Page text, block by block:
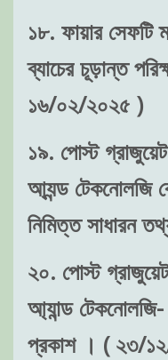
১৮. ফায়ার সেফটি
ব্যাচের চূড়ান্ত
১৬/০২/২০২৫ )
১৯. পোস্ট
আ্যন্ড টেকনোলজি
নিমিত্ত সাধারন
২০. পোস্ট
আ্যান্ড টেকনোলজি-
প্রকাশ । ( ২৩/